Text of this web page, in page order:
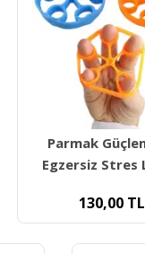
Parmak
Egzersiz Stres
130,00TL